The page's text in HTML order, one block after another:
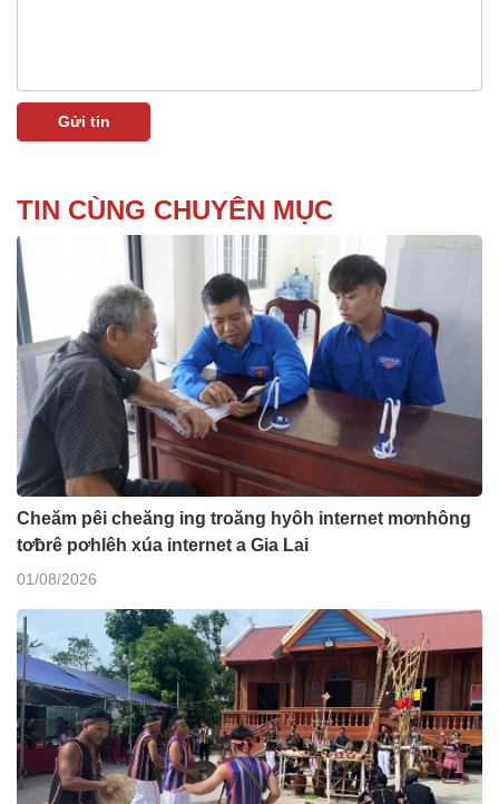
TIN CÙNG CHUYÊN MỤC
Cheăm pêi cheăng ing troăng hyôh internet mơnhông
tơƀrê pơhlêh xúa internet a Gia Lai
01/08/2026